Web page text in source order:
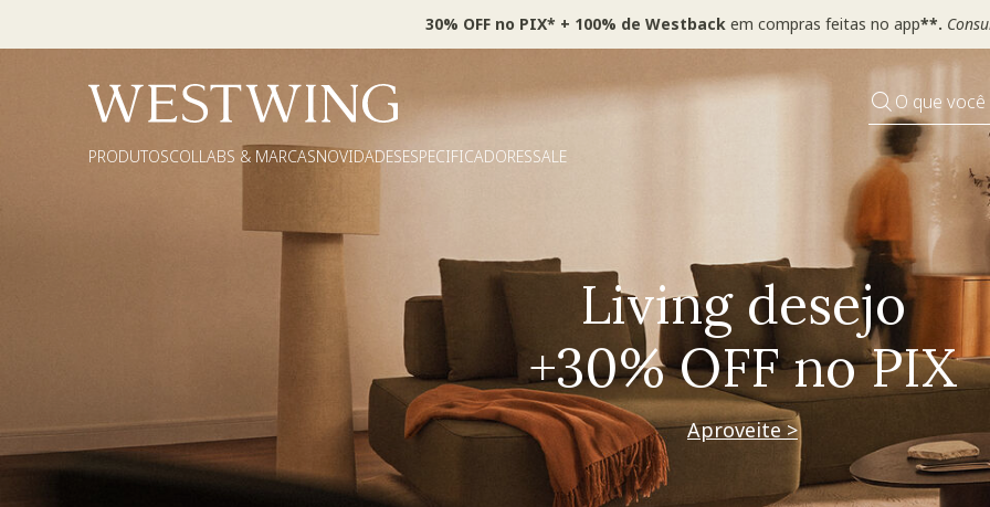
30% OFF no PIX* + 100% de Westback em compras feitas no app**.
O que
PRODUTOSCOLLABS & MARCASNOVIDADESESPECIFICADORESSALE
Pequenos rituais
Grandes mudanças
Decorar